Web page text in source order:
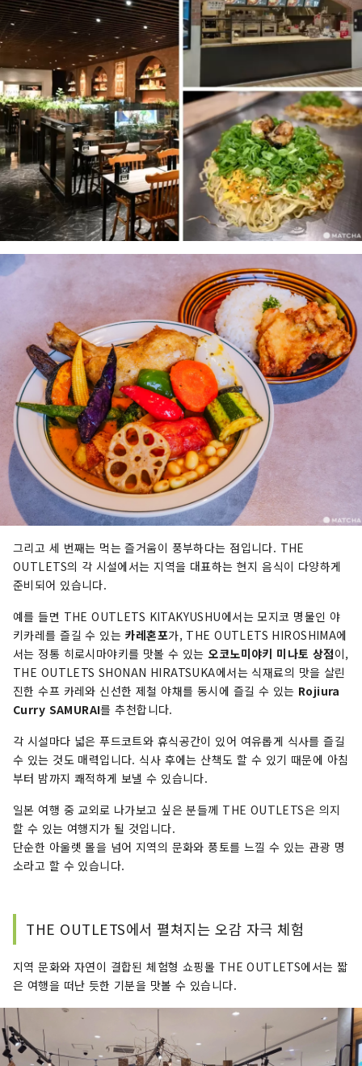
그리고 세 번째는 먹는 즐거움이 풍부하다는 점입니다. THE
OUTLETS의 각 시설에서는 지역을 대표하는 현지 음식이 다양하게
준비되어 있습니다.
예를 들면 THE OUTLETS KITAKYUSHU에서는 모지코 명물인 야
키카레를 즐길 수 있는 카레혼포가, THE OUTLETS HIROSHIMA에
서는 정통 히로시마야키를 맛볼 수 있는 오코노미야키 미나토 상점이,
THE OUTLETS SHONAN HIRATSUKA에서는 식재료의 맛을 살린
진한 수프 카레와 신선한 제철 야채를 동시에 즐길 수 있는 Rojiura
Curry SAMURAI를 추천합니다.
각 시설마다 넓은 푸드코트와 휴식공간이 있어 여유롭게 식사를 즐길
수 있는 것도 매력입니다. 식사 후에는 산책도 할 수 있기 때문에 아침
부터 밤까지 쾌적하게 보낼 수 있습니다.
일본 여행 중 교외로 나가보고 싶은 분들께 THE OUTLETS은 의지
할 수 있는 여행지가 될 것입니다.
단순한 아울렛 몰을 넘어 지역의 문화와 풍토를 느낄 수 있는 관광 명
소라고 할 수 있습니다.
THE OUTLETS에서 펼쳐지는 오감 자극 체험
지역 문화와 자연이 결합된 체험형 쇼핑몰 THE OUTLETS에서는 짧
은 여행을 떠난 듯한 기분을 맛볼 수 있습니다.